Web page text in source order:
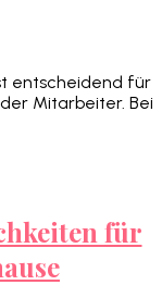
entscheidend für
Mitarbeiter. Bei
für